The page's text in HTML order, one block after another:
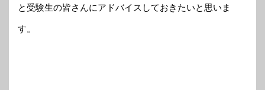
と受験生の皆さんにアドバイスしておきたいと思いま
す。